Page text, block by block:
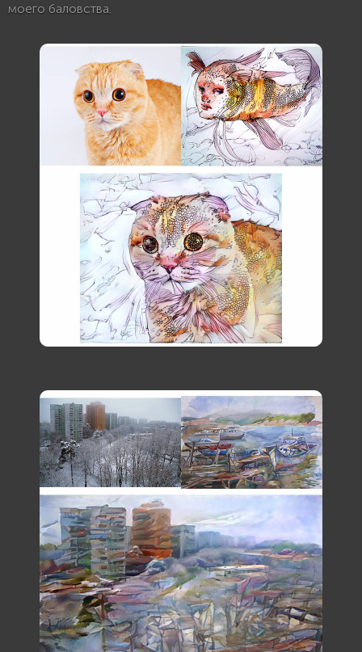
моего баловства.